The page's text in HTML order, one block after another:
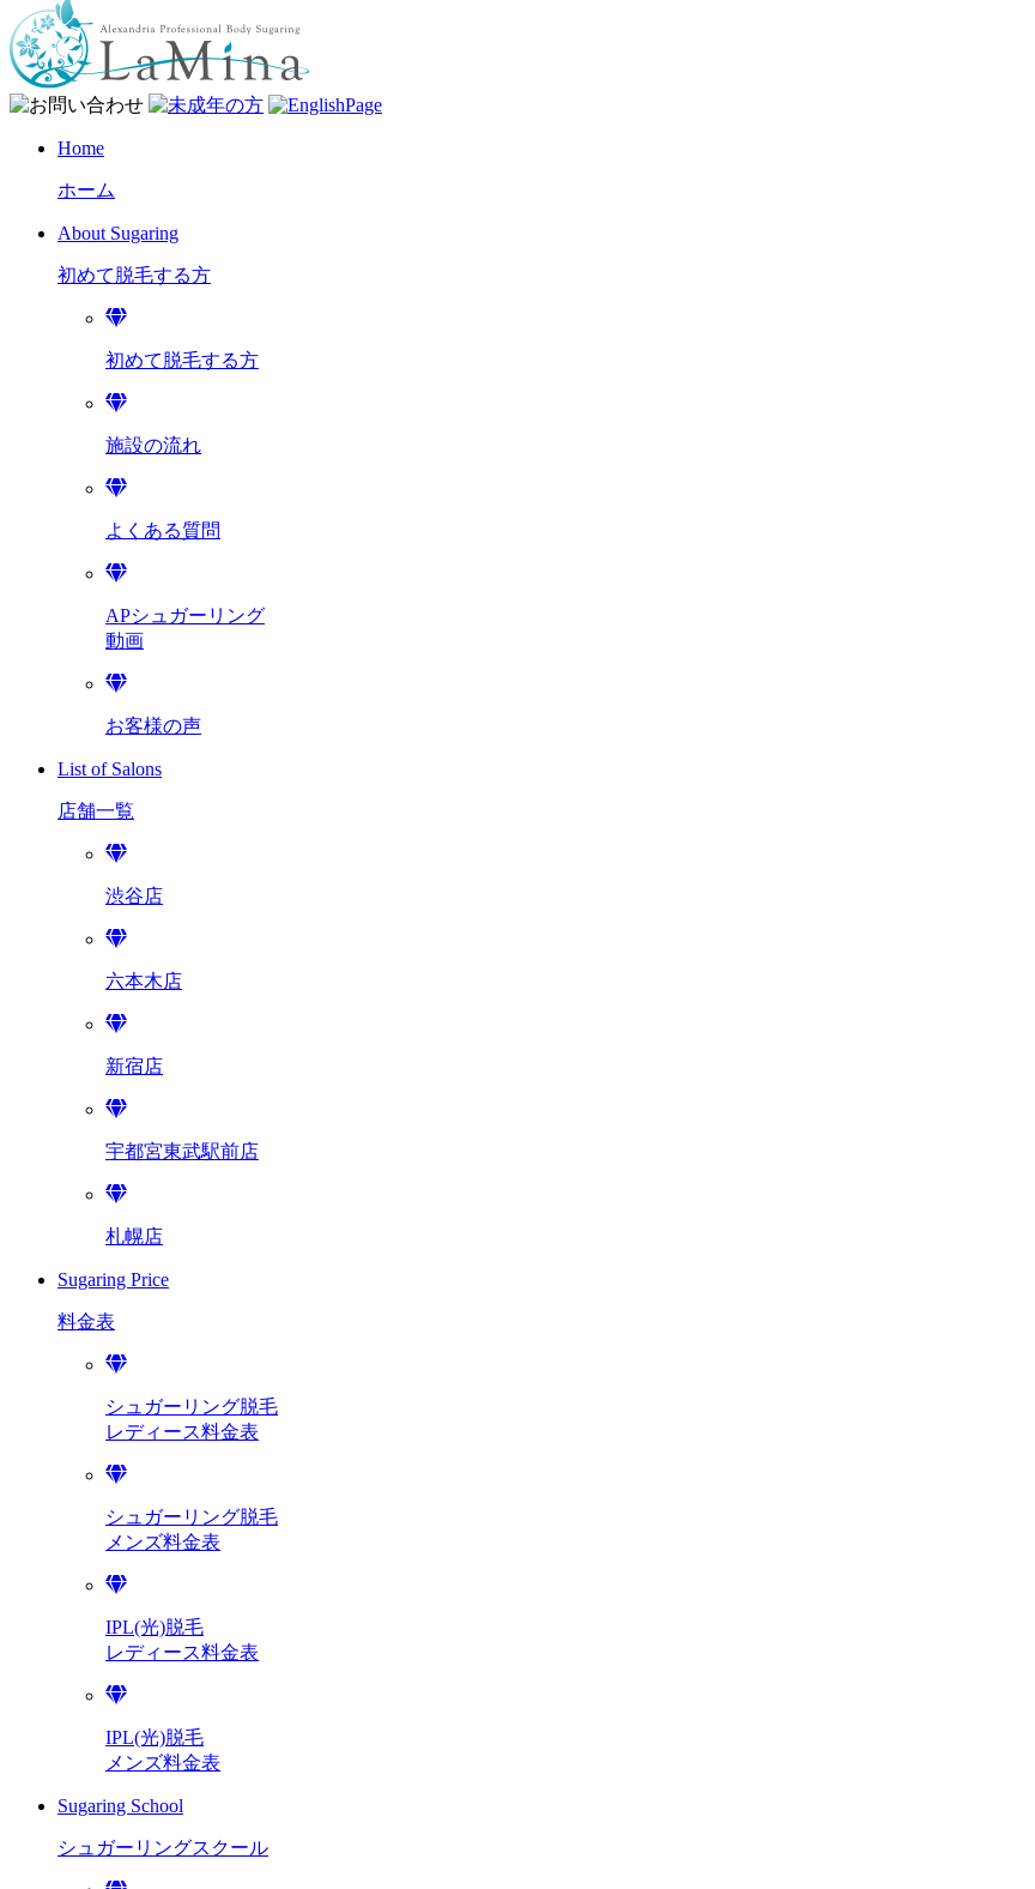
Home
ホーム
About Sugaring
初めて脱毛する方
初めて脱毛する方
施設の流れ
よくある質問
APシュガーリング
動画
お客様の声
List of Salons
店舗一覧
渋谷店
六本木店
新宿店
宇都宮東武駅前店
札幌店
Sugaring Price
料金表
シュガーリング脱毛
レディース料金表
シュガーリング脱毛
メンズ料金表
IPL(光)脱毛
レディース料金表
IPL(光)脱毛
メンズ料金表
Sugaring School
シュガーリングスクール